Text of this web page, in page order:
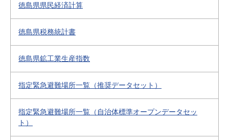
徳島県県民経済計算
徳島県税務統計書
徳島県鉱工業生産指数
指定緊急避難場所一覧（推奨データセット）
指定緊急避難場所一覧（自治体標準オープンデータセッ
ト）